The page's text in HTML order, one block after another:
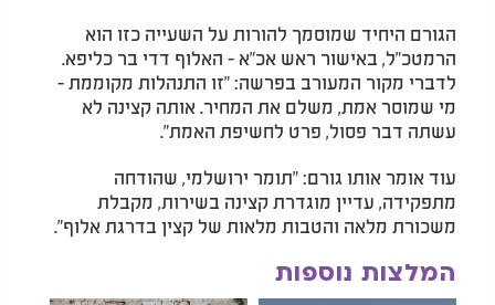
הגורם היחיד שמוסמך להורות על השעייה כזו הוא
הרמטכ"ל, באישור ראש אכ"א - האלוף דדי בר כליפא.
לדברי מקור המעורב בפרשה: "זו התנהלות מקוממת -
מי שמוסר אמת, משלם את המחיר. אותה קצינה לא
עשתה דבר פסול, פרט לחשיפת האמת".
עוד אומר אותו גורם: "תומר ירושלמי, שהודחה
מתפקידה, עדיין מוגדרת קצינה בשירות, מקבלת
משכורת מלאה והטבות מלאות של קצין בדרגת אלוף".
המלצות נוספות